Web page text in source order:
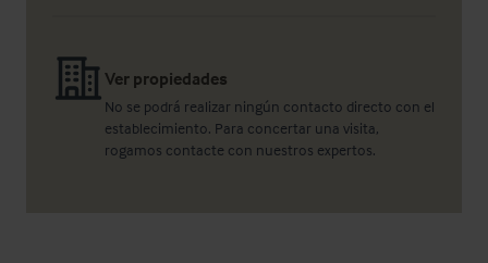
Ver propiedades
No se podrá realizar ningún contacto directo con el
establecimiento. Para concertar una visita,
rogamos contacte con nuestros expertos.